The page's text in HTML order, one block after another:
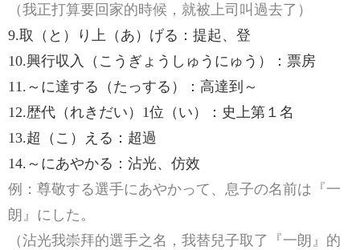
（我正打算要回家的時候，就被上司叫過去了）
9.取（と）り上（あ）げる：提起、登
10.興行収入（こうぎょうしゅうにゅう）：票房
11.～に達する（たっする）：高達到～
12.歴代（れきだい）1位（い）：史上第１名
13.超（こ）える：超過
14.～にあやかる：沾光、仿效
例：尊敬する選手にあやかって、息子の名前は『一
朗』にした。
（沾光我崇拜的選手之名，我替兒子取了『一朗』的